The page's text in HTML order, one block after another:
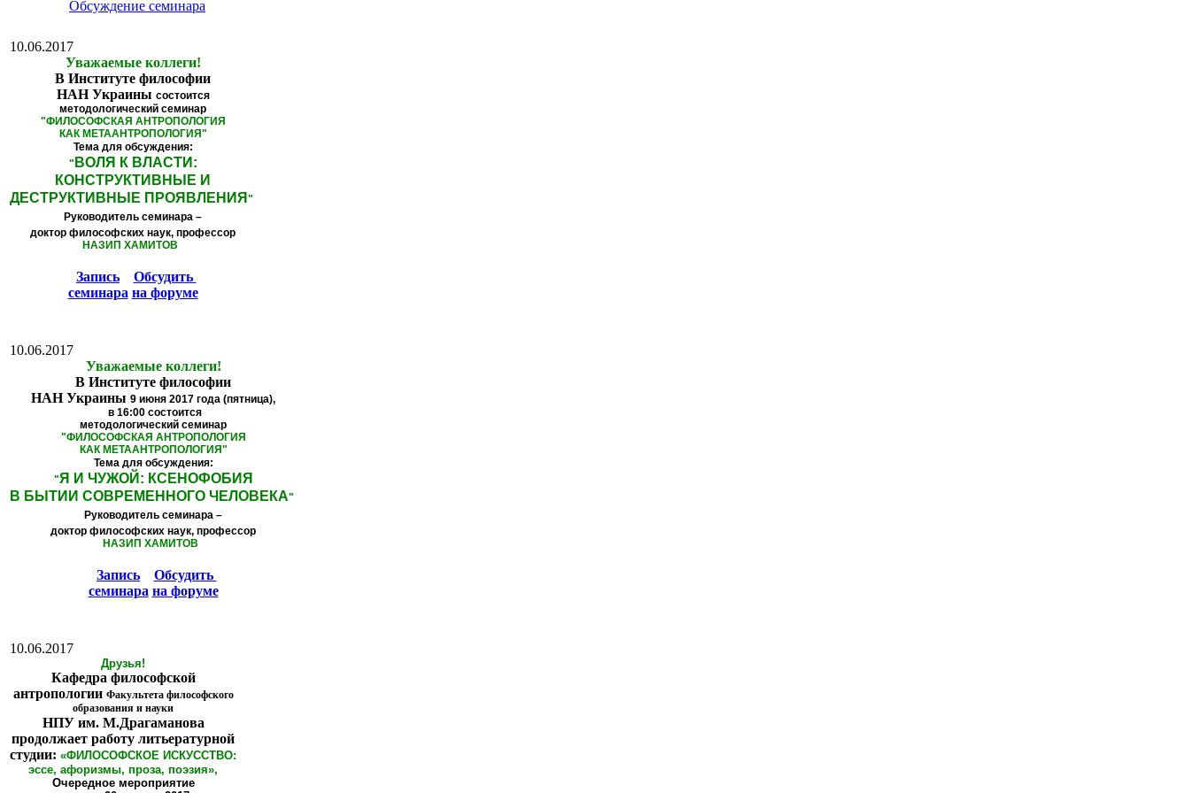
Обсуждение семинара
10.06.2017
Уважаемые коллеги!
В Институте философии
НАН Украины состоится
методологический семинар
"ФИЛОСОФСКАЯ АНТРОПОЛОГИЯ
КАК МЕТААНТРОПОЛОГИЯ "
Тема для обсуждения:
" ВОЛЯ К ВЛАСТИ:
КОНСТРУКТИВНЫЕ И
ДЕСТРУКТИВНЫЕ ПРОЯВЛЕНИЯ "
Руководитель семинара –
доктор философских наук, профессор
НАЗИП ХАМИТОВ
Запись
семинара
Обсудить
на форуме
10.06.2017
Уважаемые коллеги!
В Институте философии
НАН Украины 9 июня 2017 года (пятница),
в 16:00 состоится
методологический семинар
"ФИЛОСОФСКАЯ АНТРОПОЛОГИЯ
КАК МЕТААНТРОПОЛОГИЯ "
Тема для обсуждения:
"Я И ЧУЖОЙ: КСЕНОФОБИЯ
В БЫТИИ СОВРЕМЕННОГО ЧЕЛОВЕКА"
Руководитель семинара –
доктор философских наук, профессор
НАЗИП ХАМИТОВ
Запись
семинара
Обсудить
на форуме
10.06.2017
Друзья!
Кафедра философской
антропологии Факультета философского
образования и науки
НПУ им. М.Драгаманова
продолжает работу литьературной
студии: «ФИЛОСОФСКОЕ ИСКУССТВО:
эссе, афоризмы, проза, поэзия»,
Очередное мероприятие